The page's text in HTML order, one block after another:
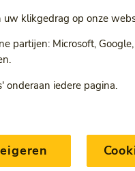
klikgedrag op onze
partijen: Microsoft,
onderaan iedere pagina.